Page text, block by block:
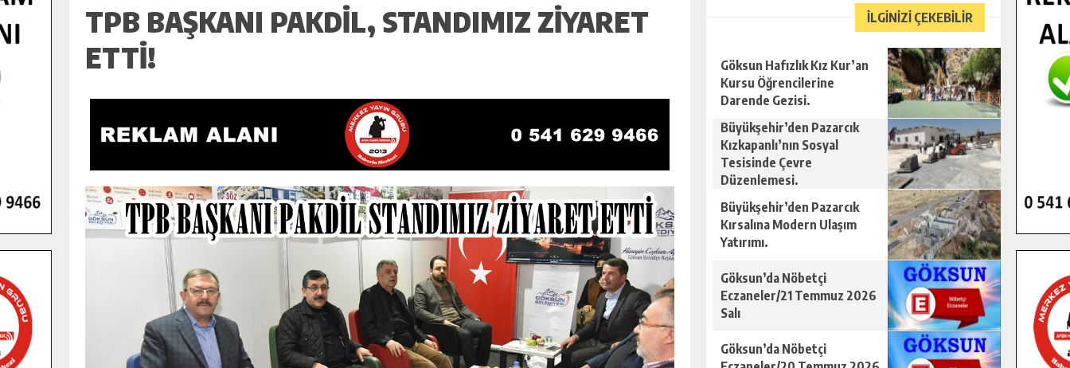
TPB BAŞKANI PAKDİL, STANDIMIZ ZİYARET
ETTİ!
İLGİNİZİ ÇEKEBİLİR
Göksun Hafızlık Kız Kur’an
Kursu Öğrencilerine
Darende Gezisi.
Büyükşehir’den Pazarcık
Kızkapanlı’nın Sosyal
Tesisinde Çevre
Düzenlemesi.
Büyükşehir’den Pazarcık
Kırsalına Modern Ulaşım
Yatırımı.
Göksun’da Nöbetçi
Eczaneler/21 Temmuz 2026
Salı
Göksun’da Nöbetçi